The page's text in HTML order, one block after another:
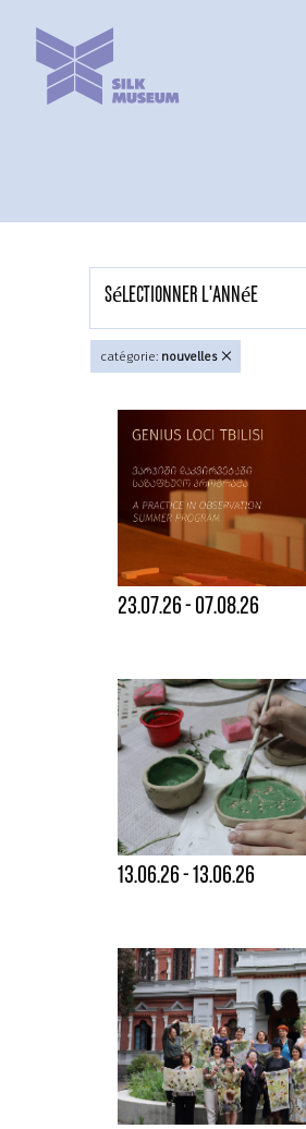
sélectionner l'année
catégorie: nouvelles
23.07.26 - 07.08.26
13.06.26 - 13.06.26